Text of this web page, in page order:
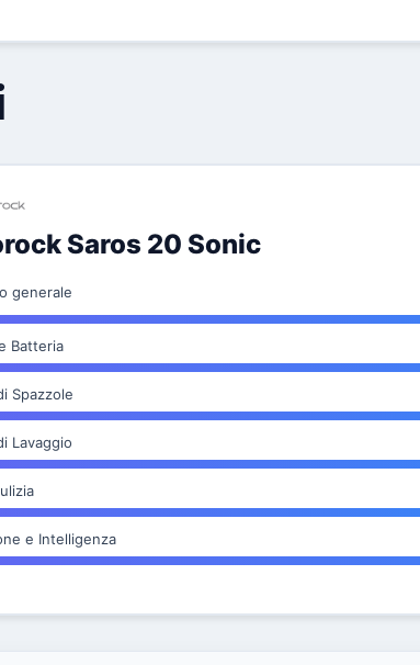
Saros 20 Sonic
generale
Batteria
Spazzole
Lavaggio
e Intelligenza